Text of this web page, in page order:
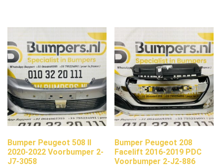
Bumper Peugeot 508 II
2020-2022 Voorbumper 2-
J7-3058
Bumper Peugeot 208
Facelift 2016-2019 PDC
Voorbumper 2-J2-886